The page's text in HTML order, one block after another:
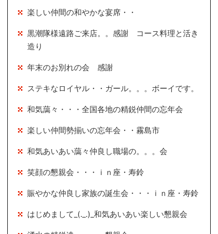
楽しい仲間の和やかな宴席・・
黒潮隊様遠路ご来店。。感謝 コース料理と活き
造り
年末のお別れの会 感謝
ステキなロイヤル・・ガール。。。ボーイです。
和気藹々・・・全国各地の精鋭仲間の忘年会
楽しい仲間勢揃いの忘年会・・霧島市
和気あいあい藹々仲良し職場の。。。会
笑顔の懇親会・・・ｉｎ座・寿鈴
賑やかな仲良し家族の誕生会・・・ｉｎ座・寿鈴
はじめまして_(._.)_和気あいあい楽しい懇親会